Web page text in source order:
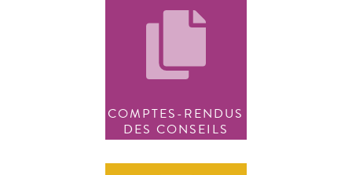
COMPTES-RENDUS
DES CONSEILS